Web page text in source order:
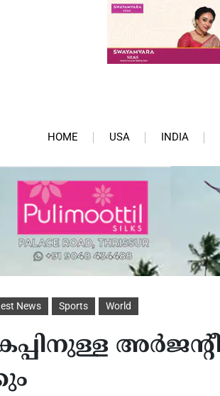
HOME USA INDIA
News Sports World